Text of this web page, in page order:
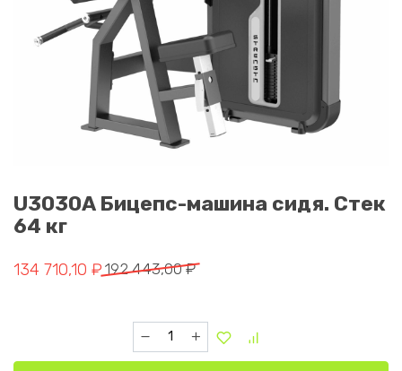
U3030A Бицепс-машина сидя. Стек
64 кг
192 443,00₽
Первоначальная цена составляла 192 443,00 ₽.
134 710,10 ₽
Текущая цена: 134 710,10 ₽.
Количество товара U3030A Бицепс-машина